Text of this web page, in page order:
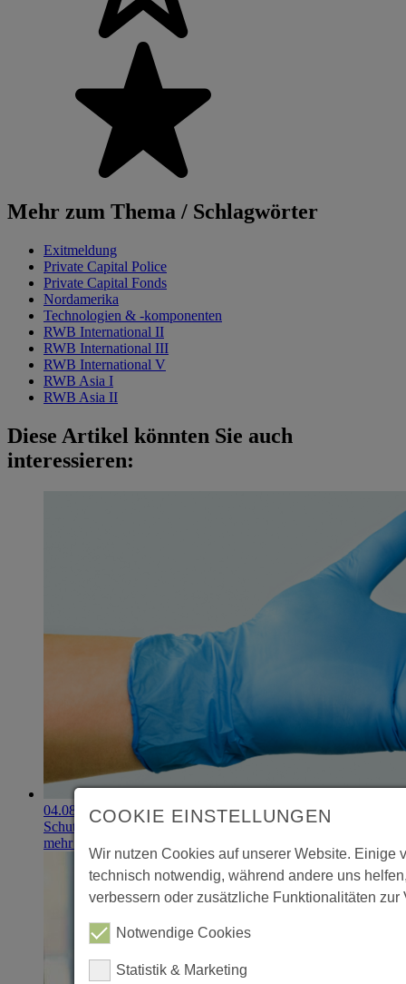
Mehr zum Thema / Schlagwörter
Exitmeldung
Private Capital Police
Private Capital Fonds
Nordamerika
Technologien & -komponenten
RWB International II
RWB International III
RWB International V
RWB Asia I
RWB Asia II
Diese Artikel könnten Sie auch
interessieren:
04.08.2026
Schutzhandschuhe erzielen 900.000-Euro-Exit
mehr erfahren
COOKIE EINSTELLUNGEN
Wir nutzen Cookies auf unserer Website. Einige
technisch notwendig, während andere uns
verbessern oder zusätzliche Funktionalitäten zur
Notwendige Cookies
Statistik & Marketing